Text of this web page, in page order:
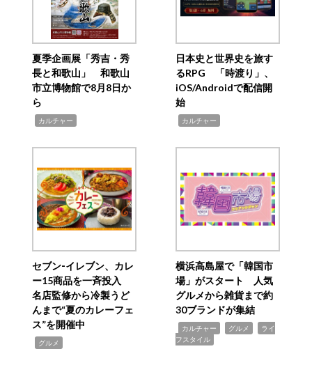
夏季企画展「秀吉・秀
長と和歌山」 和歌山
市立博物館で8月8日か
ら
カルチャー
日本史と世界史を旅す
るRPG 「時渡り」、
iOS/Androidで配信開
始
カルチャー
セブン‐イレブン、カレ
ー15商品を一斉投入
名店監修から冷製うど
んまで“夏のカレーフェ
ス”を開催中
グルメ
横浜高島屋で「韓国市
場」がスタート 人気
グルメから雑貨まで約
30ブランドが集結
カルチャー グルメ
ライ
フスタイル